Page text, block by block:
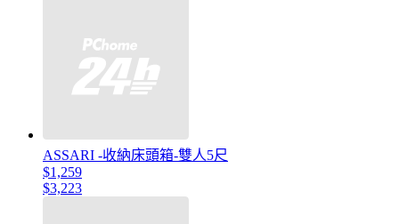
ASSARI -收納床頭箱-雙人5尺
$1,259
$3,223